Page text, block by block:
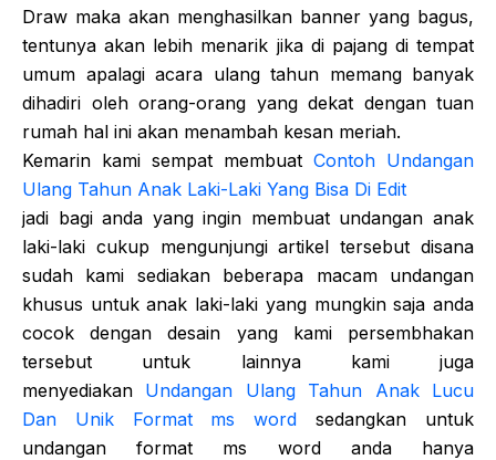
Draw maka akan menghasilkan banner yang bagus,
tentunya akan lebih menarik jika di pajang di tempat
umum apalagi acara ulang tahun memang banyak
dihadiri oleh orang-orang yang dekat dengan tuan
rumah hal ini akan menambah kesan meriah.
Kemarin kami sempat membuat Contoh Undangan
Ulang Tahun Anak Laki-Laki Yang Bisa Di Edit
jadi bagi anda yang ingin membuat undangan anak
laki-laki cukup mengunjungi artikel tersebut disana
sudah kami sediakan beberapa macam undangan
khusus untuk anak laki-laki yang mungkin saja anda
cocok dengan desain yang kami persembhakan
tersebut untuk lainnya kami juga
menyediakan Undangan Ulang Tahun Anak Lucu
Dan Unik Format ms word sedangkan untuk
undangan format ms word anda hanya